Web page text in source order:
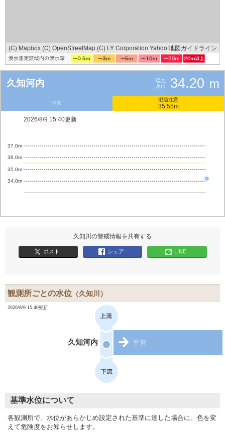
(C) Mapbox (C) OpenStreetMap (C) LY Corporation Yahoo!地図ガイドライン
久知河内
現在
水位
34.20 m
平常
氾濫注意
35.55m
2026/8/9 15:40更新
34.0m
35.0m
36.0m
37.0m
久知川の警戒情報を共有する
ポスト シェア LINE
観測所ごとの水位 （久知川）
2026/8/9 15:40更新
久知河内 平常
基準水位について
各観測所で、水位があらかじめ設定された基準に達した場合に、色を変
えて危険度をお知らせします。